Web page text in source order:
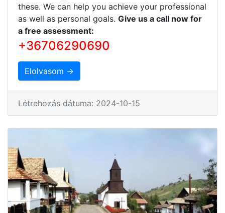
these. We can help you achieve your professional
as well as personal goals. Give us a call now for
a free assessment:
+36706290690
Elolvasom →
Létrehozás dátuma: 2024-10-15